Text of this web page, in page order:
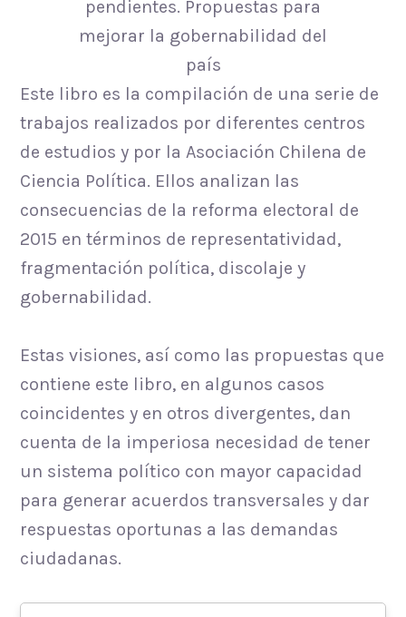
Este libro es la compilación de una serie de
trabajos realizados por diferentes centros
de estudios y por la Asociación Chilena de
Ciencia Política. Ellos analizan las
consecuencias de la reforma electoral de
2015 en términos de representatividad,
fragmentación política, discolaje y
gobernabilidad.
Estas visiones, así como las propuestas que
contiene este libro, en algunos casos
coincidentes y en otros divergentes, dan
cuenta de la imperiosa necesidad de tener
un sistema político con mayor capacidad
para generar acuerdos transversales y dar
respuestas oportunas a las demandas
ciudadanas.